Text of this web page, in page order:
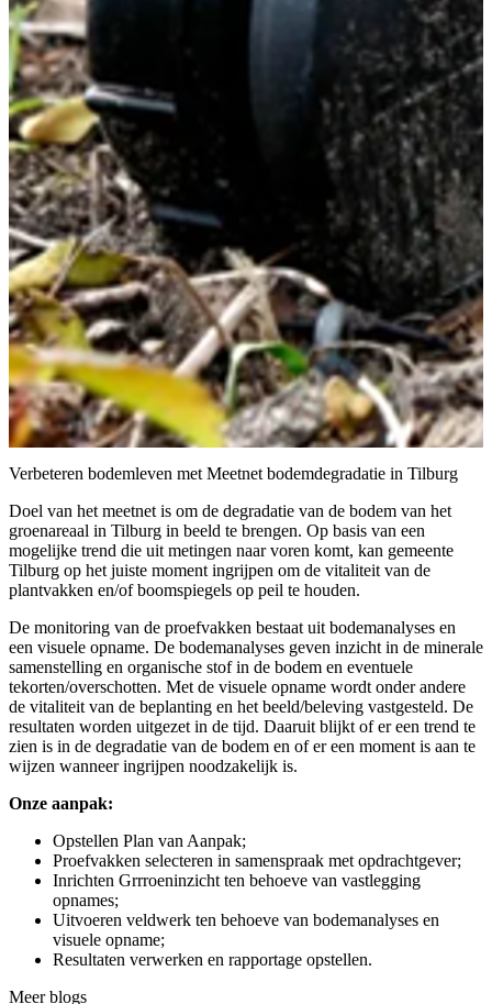
Verbeteren bodemleven met Meetnet bodemdegradatie in Tilburg
Doel van het meetnet is om de degradatie van de bodem van het
groenareaal in Tilburg in beeld te brengen. Op basis van een
mogelijke trend die uit metingen naar voren komt, kan gemeente
Tilburg op het juiste moment ingrijpen om de vitaliteit van de
plantvakken en/of boomspiegels op peil te houden.
De monitoring van de proefvakken bestaat uit bodemanalyses en
een visuele opname. De bodemanalyses geven inzicht in de minerale
samenstelling en organische stof in de bodem en eventuele
tekorten/overschotten. Met de visuele opname wordt onder andere
de vitaliteit van de beplanting en het beeld/beleving vastgesteld. De
resultaten worden uitgezet in de tijd. Daaruit blijkt of er een trend te
zien is in de degradatie van de bodem en of er een moment is aan te
wijzen wanneer ingrijpen noodzakelijk is.
Onze aanpak:
Opstellen Plan van Aanpak;
Proefvakken selecteren in samenspraak met opdrachtgever;
Inrichten Grrroeninzicht ten behoeve van vastlegging
opnames;
Uitvoeren veldwerk ten behoeve van bodemanalyses en
visuele opname;
Resultaten verwerken en rapportage opstellen.
Meer blogs